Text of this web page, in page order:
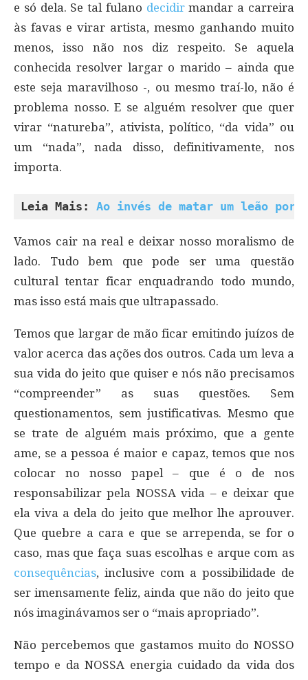
e só dela. Se tal fulano decidirmandar a carreira
às favas e virar artista, mesmo ganhando muito
menos, isso não nos diz respeito. Se aquela
conhecida resolver largar o marido – ainda que
este seja maravilhoso -, ou mesmo traí-lo, não é
problema nosso. E se alguém resolver que quer
virar “natureba”, ativista, político, “da vida” ou
um “nada”, nada disso, definitivamente, nos
importa.
Leia Mais: Ao invés de matar um leão por
Vamos cair na real e deixar nosso moralismo de
lado. Tudo bem que pode ser uma questão
cultural tentar ficar enquadrando todo mundo,
mas isso está mais que ultrapassado.
Temos que largar de mão ficar emitindo juízos de
valor acerca das ações dos outros. Cada um leva a
sua vida do jeito que quiser e nós não precisamos
“compreender” as suas questões. Sem
questionamentos, sem justificativas. Mesmo que
se trate de alguém mais próximo, que a gente
ame, se a pessoa é maior e capaz, temos que nos
colocar no nosso papel – que é o de nos
responsabilizar pela NOSSA vida – e deixar que
ela viva a dela do jeito que melhor lhe aprouver.
Que quebre a cara e que se arrependa, se for o
caso, mas que faça suas escolhas e arque com as
consequências, inclusive com a possibilidade de
ser imensamente feliz, ainda que não do jeito que
nós imaginávamos ser o “mais apropriado”.
Não percebemos que gastamos muito do NOSSO
tempo e da NOSSA energia cuidado da vida dos